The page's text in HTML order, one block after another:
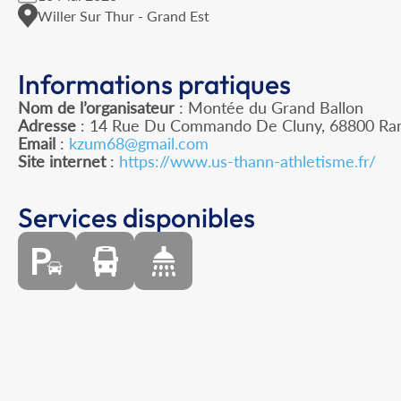
Willer Sur Thur - Grand Est
Informations pratiques
Nom de l’organisateur : Montée du Grand Ballon
Adresse : 14 Rue Du Commando De Cluny, 68800
Email : kzum68@gmail.com
Site internet: https://www.us-thann-athletisme.fr/
Services disponibles